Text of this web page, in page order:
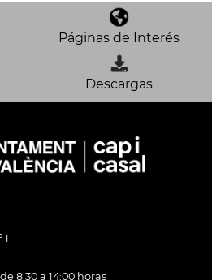
Páginas de Interés
Descargas
1
8:30 a 14:00 horas